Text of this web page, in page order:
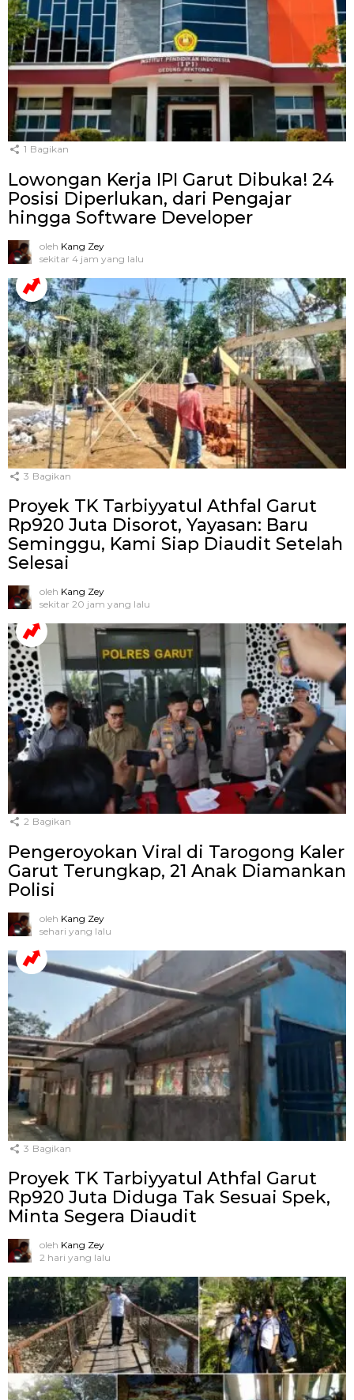
1 Bagikan
Lowongan Kerja IPI Garut Dibuka! 24
Posisi Diperlukan, dari Pengajar
hingga Software Developer
oleh Kang Zey
sekitar 4 jam yang lalu
3 Bagikan
Proyek TK Tarbiyyatul Athfal Garut
Rp920 Juta Disorot, Yayasan: Baru
Seminggu, Kami Siap Diaudit Setelah
Selesai
oleh Kang Zey
sekitar 20 jam yang lalu
2 Bagikan
Pengeroyokan Viral di Tarogong Kaler
Garut Terungkap, 21 Anak Diamankan
Polisi
oleh Kang Zey
sehari yang lalu
3 Bagikan
Proyek TK Tarbiyyatul Athfal Garut
Rp920 Juta Diduga Tak Sesuai Spek,
Minta Segera Diaudit
oleh Kang Zey
2 hari yang lalu